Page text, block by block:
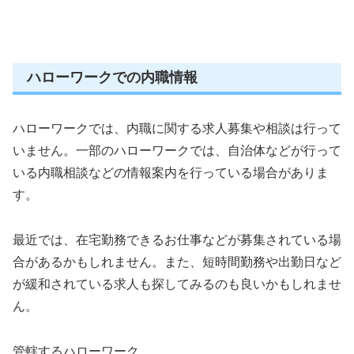
ハローワークでの内職情報
ハローワークでは、内職に関する求人募集や相談は行って
いません。一部のハローワークでは、自治体などが行って
いる内職相談などの情報案内を行っている場合がありま
す。
最近では、在宅勤務できるお仕事などが募集されている場
合があるかもしれません。また、短時間勤務や出勤日など
が緩和されている求人も探してみるのも良いかもしれませ
ん。
管轄するハローワーク